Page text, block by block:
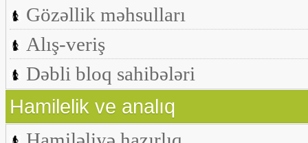
Gözəllik məhsulları
Alış-veriş
Dəbli bloq sahibələri
Hamilelik ve analıq